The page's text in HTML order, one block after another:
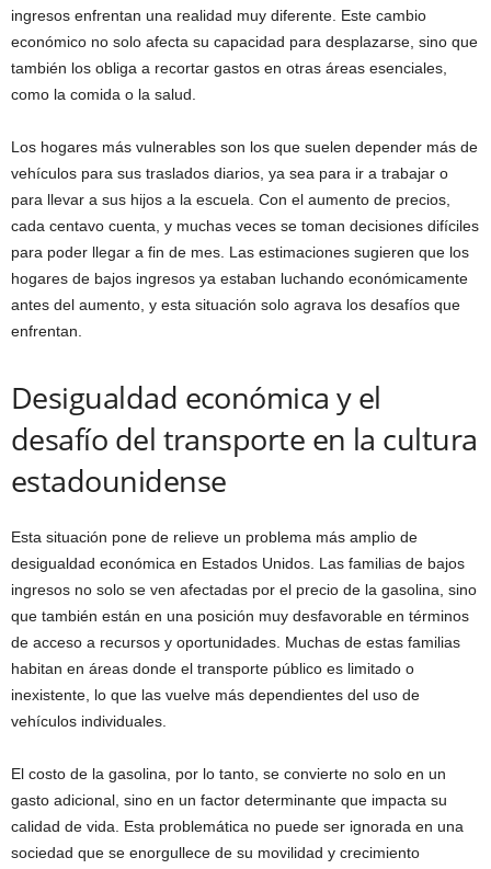
ingresos enfrentan una realidad muy diferente. Este cambio
económico no solo afecta su capacidad para desplazarse, sino que
también los obliga a recortar gastos en otras áreas esenciales,
como la comida o la salud.
Los hogares más vulnerables son los que suelen depender más de
vehículos para sus traslados diarios, ya sea para ir a trabajar o
para llevar a sus hijos a la escuela. Con el aumento de precios,
cada centavo cuenta, y muchas veces se toman decisiones difíciles
para poder llegar a fin de mes. Las estimaciones sugieren que los
hogares de bajos ingresos ya estaban luchando económicamente
antes del aumento, y esta situación solo agrava los desafíos que
enfrentan.
Desigualdad económica y el
desafío del transporte en la cultura
estadounidense
Esta situación pone de relieve un problema más amplio de
desigualdad económica en Estados Unidos. Las familias de bajos
ingresos no solo se ven afectadas por el precio de la gasolina, sino
que también están en una posición muy desfavorable en términos
de acceso a recursos y oportunidades. Muchas de estas familias
habitan en áreas donde el transporte público es limitado o
inexistente, lo que las vuelve más dependientes del uso de
vehículos individuales.
El costo de la gasolina, por lo tanto, se convierte no solo en un
gasto adicional, sino en un factor determinante que impacta su
calidad de vida. Esta problemática no puede ser ignorada en una
sociedad que se enorgullece de su movilidad y crecimiento